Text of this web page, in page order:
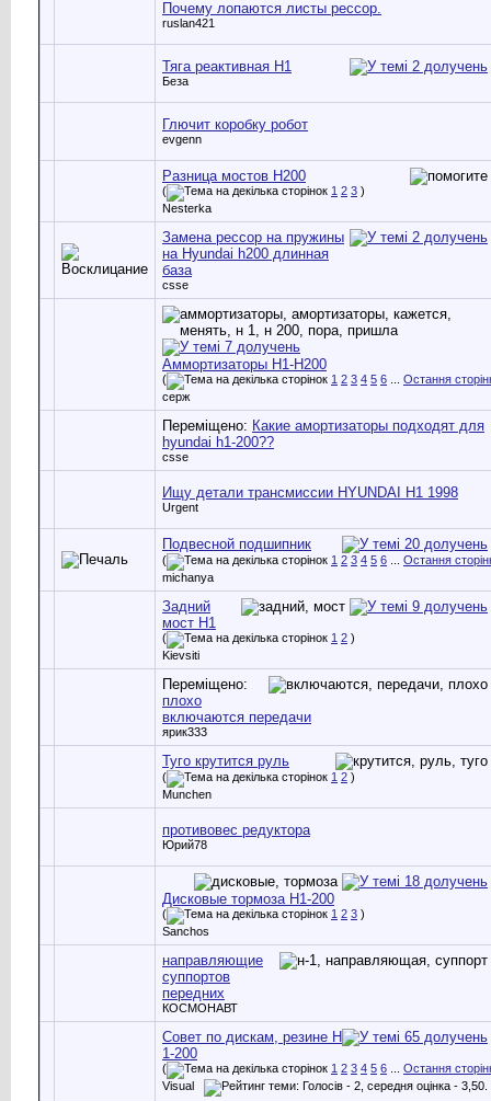
Почему лопаются листы рессор.
ruslan421
Тяга реактивная Н1
Беза
Глючит коробку робот
evgenn
Разница мостов H200
( 1 2 3 )
Nesterka
Замена рессор на пружины
на Hyundai h200 длинная
база
csse
Аммортизаторы Н1-Н200
( 1 2 3 4 5 6
Остання
серж
Переміщено: Какие амортизаторы подходят для
hyundai h1-200??
csse
Ищу детали трансмиссии HYUNDAI H1 1998
Urgent
Подвесной подшипник
( 1 2 3 4 5 6
Остання
michanya
Задний
мост H1
( 1 2 )
Kievsiti
Переміщено:
плохо
включаются передачи
ярик333
Туго крутится руль
( 1 2 )
Munchen
противовес редуктора
Юрий78
Дисковые тормоза Н1-200
( 1 2 3 )
Sanchos
направляющие
суппортов
передних
КОСМОНАВТ
Совет по дискам, резине Н
1-200
( 1 2 3 4 5 6
Остання
Visual